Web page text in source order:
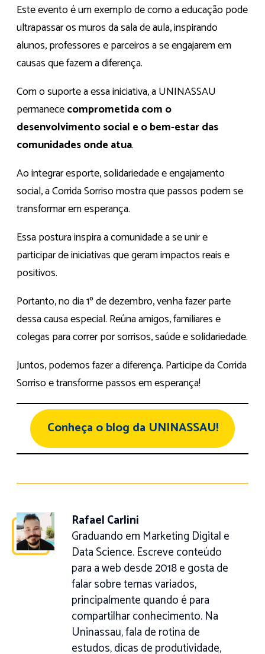
Este evento é um exemplo de como a educação pode
ultrapassar os muros da sala de aula, inspirando
alunos, professores e parceiros a se engajarem em
causas que fazem a diferença.
Com o suporte a essa iniciativa, a UNINASSAU
permanececomprometida com o
desenvolvimento social e o bem-estar das
comunidades onde atua.
Ao integrar esporte, solidariedade e engajamento
social, a Corrida Sorriso mostra que passos podem se
transformar em esperança.
Essa postura inspira a comunidade a se unir e
participar de iniciativas que geram impactos reais e
positivos.
Portanto, no dia 1º de dezembro, venha fazer parte
dessa causa especial. Reúna amigos, familiares e
colegas para correr por sorrisos, saúde e solidariedade.
Juntos, podemos fazer a diferença. Participe da Corrida
Sorriso e transforme passos em esperança!
Conheça o blog da UNINASSAU!
Rafael Carlini
Graduando em Marketing Digital e
Data Science. Escreve conteúdo
para a web desde 2018 e gosta de
falar sobre temas variados,
principalmente quando é para
compartilhar conhecimento. Na
Uninassau, fala de rotina de
estudos, dicas de produtividade,